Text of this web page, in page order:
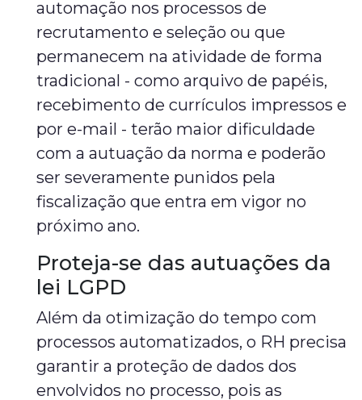
automação nos processos de
recrutamento e seleção ou que
permanecem na atividade de forma
tradicional - como arquivo de papéis,
recebimento de currículos impressos e
por e-mail - terão maior dificuldade
com a autuação da norma e poderão
ser severamente punidos pela
fiscalização que entra em vigor no
próximo ano.
Proteja-se das autuações da
lei LGPD
Além da otimização do tempo com
processos automatizados, o RH precisa
garantir a proteção de dados dos
envolvidos no processo, pois as